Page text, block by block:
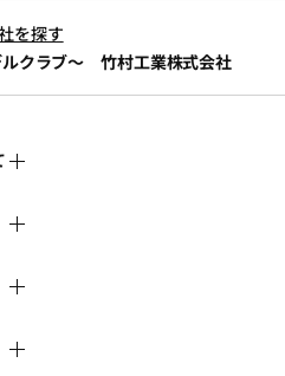
を探す
クラブ～ 竹村工業株式会社